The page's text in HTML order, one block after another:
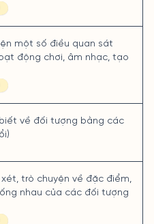
một số điều quan sát
động chơi, âm nhạc, tạo
biết về đối tượng bằng các
xét, trò chuyện về đặc điểm,
nhau của các đối tượng